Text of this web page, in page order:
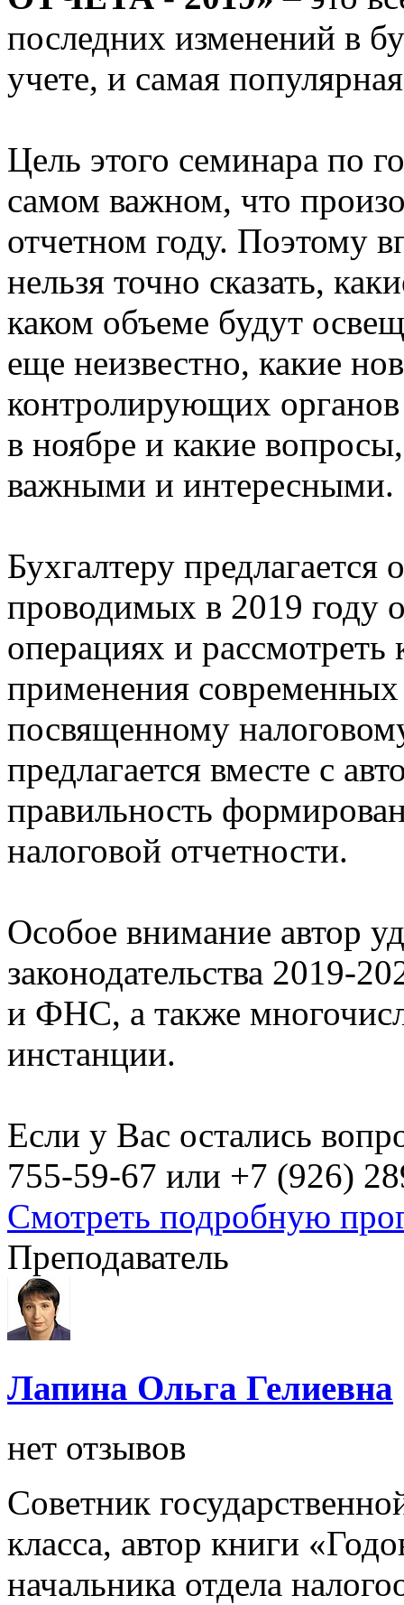
последних изменений в
учете, и самая
Цель этого семинара по
самом важном, что
отчетном году. Поэтому
нельзя точно сказать,
каком объеме будут
еще неизвестно, какие
контролирующих
в ноябре и какие
важными и
Бухгалтеру предлагается
проводимых в 2019 году
операциях и
применения современных
посвященному
предлагается вместе с
правильность
налоговой отчетности.
Особое внимание автор
законодательства 2019-
и ФНС, а также
инстанции.
Если у Вас остались
755-59-67 или +7 (926)
Смотреть подробную
Преподаватель
Лапина Ольга Гелиевна
нет отзывов
Советник
класса, автор книги
начальника отдела